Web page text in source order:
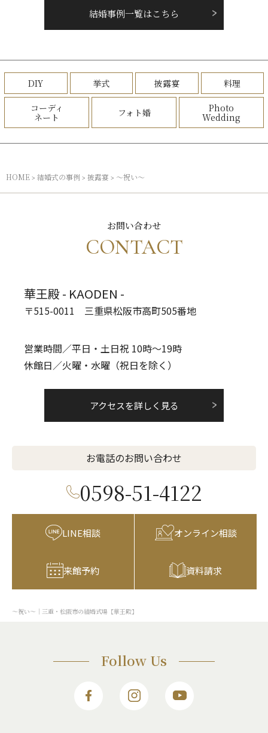
結婚事例一覧はこちら
DIY 挙式 披露宴 料理
コーディ
ネート
フォト婚
Photo
Wedding
HOME > 結婚式の事例 > 披露宴 > ～祝い～
CONTACT
お問い合わせ
華王殿 - KAODEN -
〒515-0011 三重県松阪市高町505番地
営業時間／平日・土日祝 10時～19時
休館日／火曜・水曜（祝日を除く）
アクセスを詳しく見る
お電話のお問い合わせ
0598-51-4122
LINE相談 オンライン相談
来館予約 資料請求
～祝い～｜三重・松阪市の結婚式場【華王殿】
Follow Us